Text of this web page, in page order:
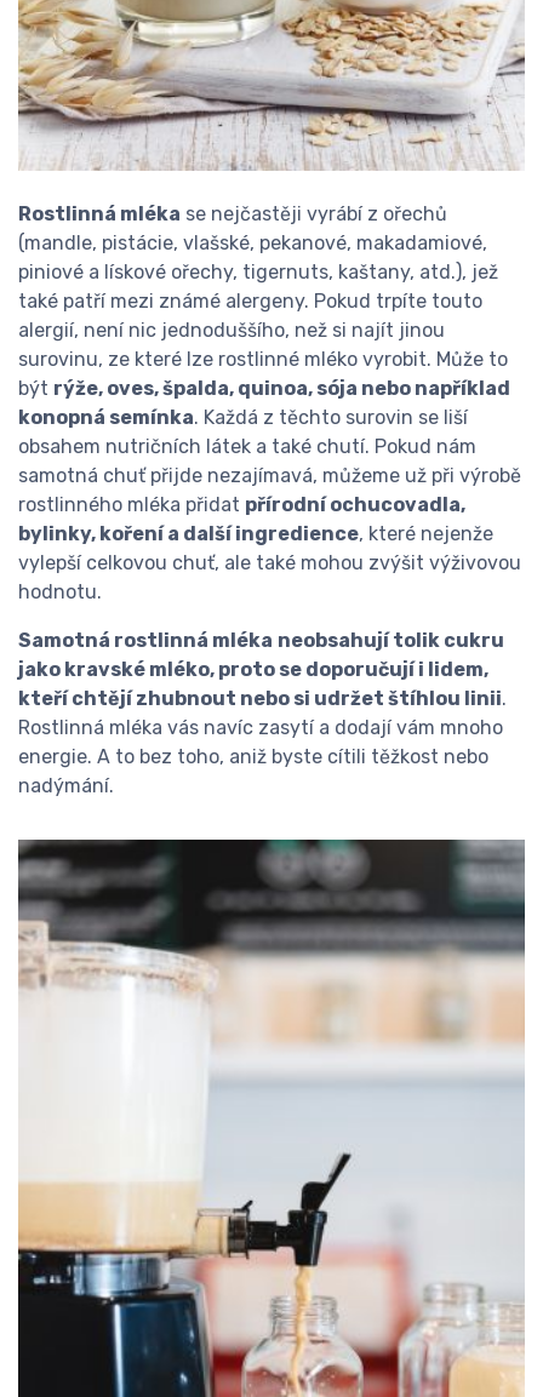
Rostlinná mléka se nejčastěji vyrábí z ořechů
(mandle, pistácie, vlašské, pekanové, makadamiové,
piniové a lískové ořechy, tigernuts, kaštany, atd.), jež
také patří mezi známé alergeny. Pokud trpíte touto
alergií, není nic jednoduššího, než si najít jinou
surovinu, ze které lze rostlinné mléko vyrobit. Může to
být rýže, oves, špalda, quinoa, sója nebo například
konopná semínka. Každá z těchto surovin se liší
obsahem nutričních látek a také chutí. Pokud nám
samotná chuť přijde nezajímavá, můžeme už při výrobě
rostlinného mléka přidat přírodní ochucovadla,
bylinky, koření a další ingredience, které nejenže
vylepší celkovou chuť, ale také mohou zvýšit výživovou
hodnotu.
Samotná rostlinná mléka neobsahují tolik cukru
jako kravské mléko, proto se doporučují i lidem,
kteří chtějí zhubnout nebo si udržet štíhlou linii.
Rostlinná mléka vás navíc zasytí a dodají vám mnoho
energie. A to bez toho, aniž byste cítili těžkost nebo
nadýmání.